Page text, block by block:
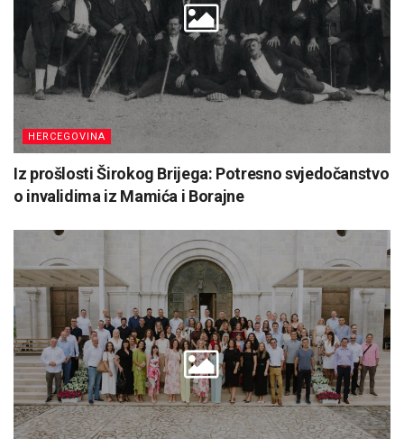
HERCEGOVINA
Iz prošlosti Širokog Brijega: Potresno svjedočanstvo
o invalidima iz Mamića i Borajne